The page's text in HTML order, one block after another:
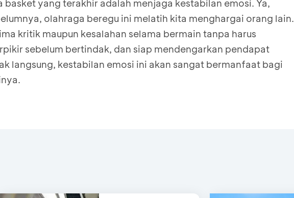
yang terakhir adalah menjaga kestabilan emosi. Ya,
olahraga beregu ini melatih kita menghargai orang lain.
kritik maupun kesalahan selama bermain tanpa harus
sebelum bertindak, dan siap mendengarkan pendapat
langsung, kestabilan emosi ini akan sangat bermanfaat bagi